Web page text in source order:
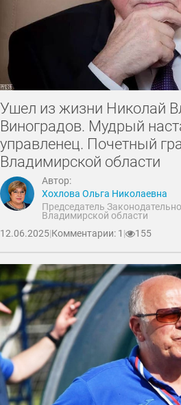
Ушел из жизни Николай
Виноградов. Мудрый
управленец. Почетный
Владимирской области
Автор:
Хохлова Ольга Николаевна
Председатель
Владимирской области
12.06.2025|Комментарии: 1 | 155